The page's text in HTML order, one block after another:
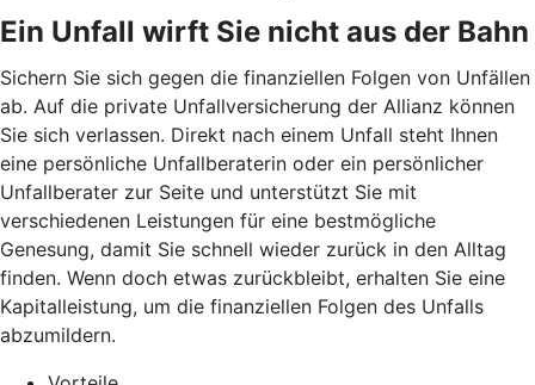
Ein Unfall wirft Sie nicht aus der Bahn
Sichern Sie sich gegen die finanziellen Folgen von Unfällen
ab. Auf die private Unfallversicherung der Allianz können
Sie sich verlassen. Direkt nach einem Unfall steht Ihnen
eine persönliche Unfallberaterin oder ein persönlicher
Unfallberater zur Seite und unterstützt Sie mit
verschiedenen Leistungen für eine bestmögliche
Genesung, damit Sie schnell wieder zurück in den Alltag
finden. Wenn doch etwas zurückbleibt, erhalten Sie eine
Kapitalleistung, um die finanziellen Folgen des Unfalls
abzumildern.